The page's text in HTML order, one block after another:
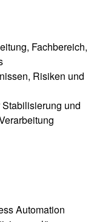
Fachbereich,
Risiken und
und
Automation